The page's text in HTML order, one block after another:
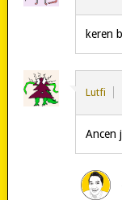
keren
Lutfi
Ancen